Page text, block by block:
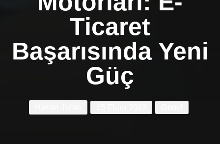
Ticaret
Başarısında Yeni
Güç